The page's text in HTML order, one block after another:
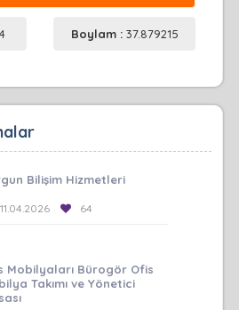
Boylam : 37.879215
Bilişim Hizmetleri
11.04.2026 64
Mobilyaları Bürogör Ofis
Takımı ve Yönetici